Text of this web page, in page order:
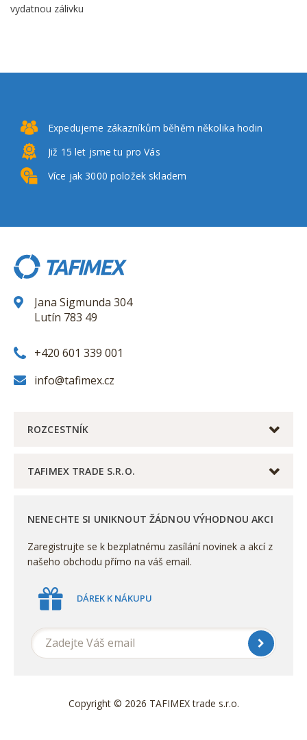
vydatnou zálivku
Expedujeme zákazníkům běhěm několika hodin
Již 15 let jsme tu pro Vás
Více jak 3000 položek skladem
Jana Sigmunda 304
Lutín 783 49
+420 601 339 001
info@tafimex.cz
ROZCESTNÍK
TAFIMEX TRADE S.R.O.
NENECHTE SI UNIKNOUT ŽÁDNOU VÝHODNOU AKCI
Zaregistrujte se k bezplatnému zasílání novinek a akcí z
našeho obchodu přímo na váš email.
DÁREK K NÁKUPU
Copyright © 2026 TAFIMEX trade s.r.o.